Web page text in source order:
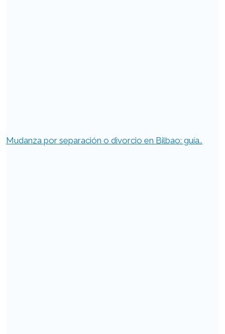
Mudanza por separación o divorcio en Bilbao: guía..